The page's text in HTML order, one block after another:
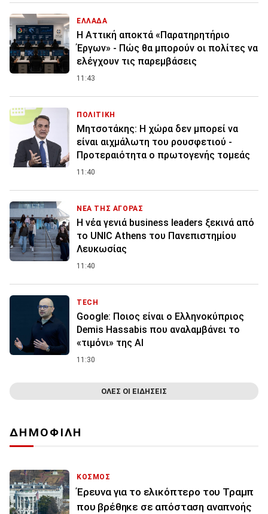
ΕΛΛΑΔΑ
Η Αττική αποκτά «Παρατηρητήριο
Έργων» - Πώς θα μπορούν οι πολίτες να
ελέγχουν τις παρεμβάσεις
11:43
ΠΟΛΙΤΙΚΗ
Μητσοτάκης: Η χώρα δεν μπορεί να
είναι αιχμάλωτη του ρουσφετιού -
Προτεραιότητα ο πρωτογενής τομεάς
11:40
ΝΕΑ ΤΗΣ ΑΓΟΡΑΣ
Η νέα γενιά business leaders ξεκινά από
το UNIC Athens του Πανεπιστημίου
Λευκωσίας
11:40
TECH
Google: Ποιος είναι ο Ελληνοκύπριος
Demis Hassabis που αναλαμβάνει το
«τιμόνι» της ΑΙ
11:30
ΟΛΕΣ ΟΙ ΕΙΔΗΣΕΙΣ
ΔΗΜΟΦΙΛΗ
ΚΟΣΜΟΣ
Έρευνα για το ελικόπτερο του Τραμπ
που βρέθηκε σε απόσταση αναπνοής